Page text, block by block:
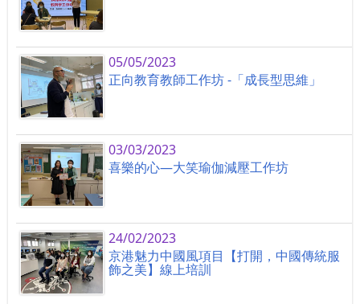
05/05/2023
正向教育教師工作坊 -「成長型思維」
03/03/2023
喜樂的心—大笑瑜伽減壓工作坊
24/02/2023
京港魅力中國風項目【打開，中國傳統服
飾之美】線上培訓